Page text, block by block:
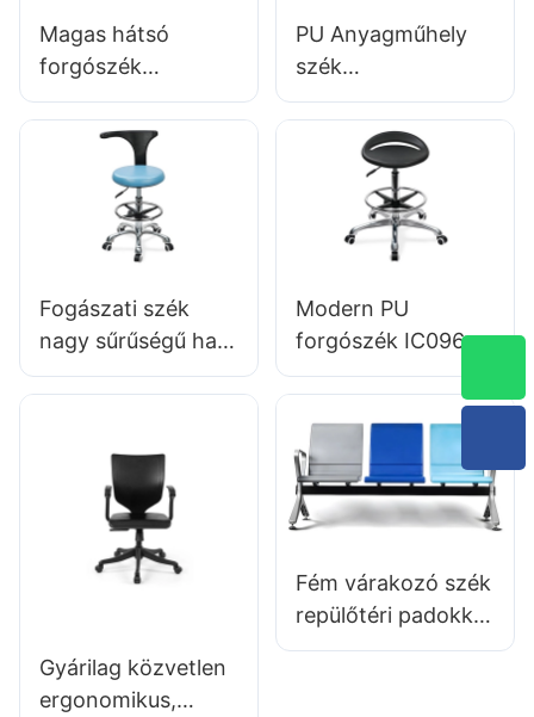
Magas hátsó
forgószék
kartámaszokkal
állítható PU ülés
IC050 Lumbar
Támogató
Magasság-vezérlés
5 csillagos
Office/Lab számára
PU Anyagműhely
szék
testreszabható
nejlon krómozott
alumínium lábbetét
IC007 személyre
szabott Hewei
Fogászati ​​szék
nagy sűrűségű hab
ülésen forgó
használat
Modern PU
forgószék IC096
Magasság
beállítása Állítható
lábgyűrű & 5-
csillagos alap |
Tökéletes az Office
&
Gyárilag közvetlen
ergonomikus,
Fém várakozó szék
repülőtéri padokkal
ülésekkel LC100